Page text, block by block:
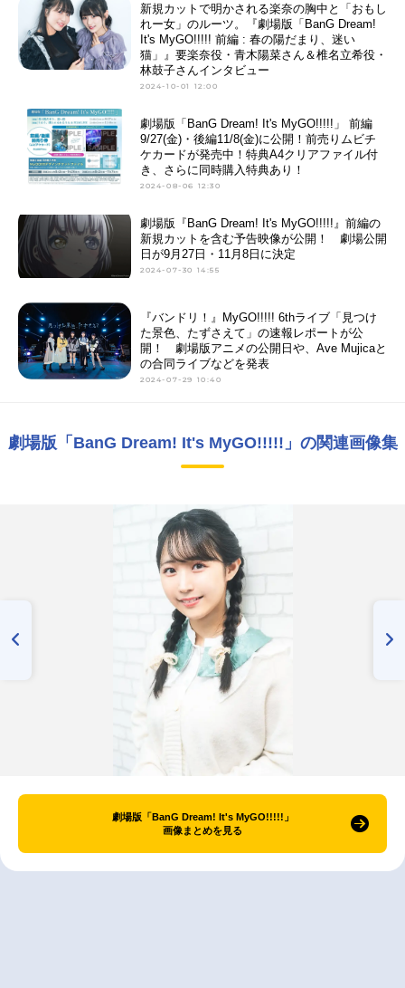
新規カットで明かされる楽奈の胸中と「おもし
れー女」のルーツ。『劇場版「BanG Dream!
It's MyGO!!!!! 前編 : 春の陽だまり、迷い
猫」』要楽奈役・青木陽菜さん＆椎名立希役・
林鼓子さんインタビュー
2024-10-01 12:00
劇場版「BanG Dream! It's MyGO!!!!!」 前編
9/27(金)・後編11/8(金)に公開！前売りムビチ
ケカードが発売中！特典A4クリアファイル付
き、さらに同時購入特典あり！
2024-08-06 12:30
劇場版『BanG Dream! It's MyGO!!!!!』前編の
新規カットを含む予告映像が公開！ 劇場公開
日が9月27日・11月8日に決定
2024-07-30 14:55
『バンドリ！』MyGO!!!!! 6thライブ「見つけ
た景色、たずさえて」の速報レポートが公
開！ 劇場版アニメの公開日や、Ave Mujicaと
の合同ライブなどを発表
2024-07-29 10:40
劇場版「BanG Dream! It's MyGO!!!!!」の関連画像集
劇場版「BanG Dream! It's MyGO!!!!!」
画像まとめを見る